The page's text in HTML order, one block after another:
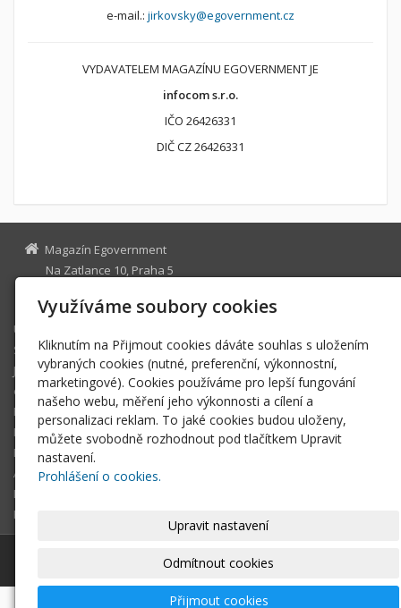
e-mail.: jirkovsky@egovernment.cz
VYDAVATELEM MAGAZÍNU EGOVERNMENT JE
infocom s.r.o.
IČO 26426331
DIČ CZ 26426331
Magazín Egovernment
Na Zatlance 10, Praha 5
egovernment@egovernment.cz
Úvodní stránka
STUDIO
JIHLAVA
eOSOBNOST
ROK INFORMATIKY
MIKULOV
EGOVERNMENT THE BEST
ARCHIV MAGAZÍNU
DOTAZ
REGISTRACE ČTENÁŘE
Magazín Egovernment|Mapa webu
Využíváme soubory cookies
Kliknutím na Přijmout cookies dáváte souhlas s uložením
vybraných cookies (nutné, preferenční, výkonnostní,
marketingové). Cookies používáme pro lepší fungování
našeho webu, měření jeho výkonnosti a cílení a
personalizaci reklam. To jaké cookies budou uloženy,
můžete svobodně rozhodnout pod tlačítkem Upravit
nastavení.
Prohlášení o cookies.
Upravit nastavení
Odmítnout cookies
Přijmout cookies